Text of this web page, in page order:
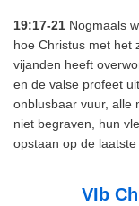
19:17-21 Nogmaals
hoe Christus met het
vijanden heeft
en de valse profeet
onblusbaar vuur, alle
niet begraven, hun
opstaan op de
VIb